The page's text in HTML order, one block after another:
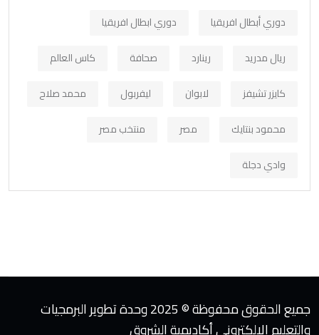
دوري أبطال افريقيا
دوري ابطال افريقيا
ريال مدريد
رينارد صحافة
كاس العالم
كايزر تشيفز
لابوان ليفربول
محمد صلاح
محمود بنتايك
مصر
منتخب مصر
وادي دجلة
جميع الحقوق محفوظة © 2025 وحدة تطوير البرمجيات
والتعليم الإلكتروني أكاديمية الشروق